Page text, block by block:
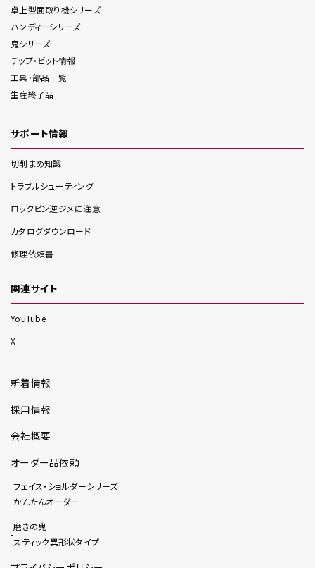
卓上型面取り機シリーズ
ハンディーシリーズ
鬼シリーズ
チップ・ビット情報
工具・部品一覧
生産終了品
サポート情報
切削まめ知識
トラブルシューティング
ロックピン逆ジメに注意
カタログダウンロード
修理依頼書
関連サイト
YouTube
X
新着情報
採用情報
会社概要
オーダー品依頼
フェイス・ショルダーシリーズ
かんたんオーダー
磨きの鬼
スティック異形状タイプ